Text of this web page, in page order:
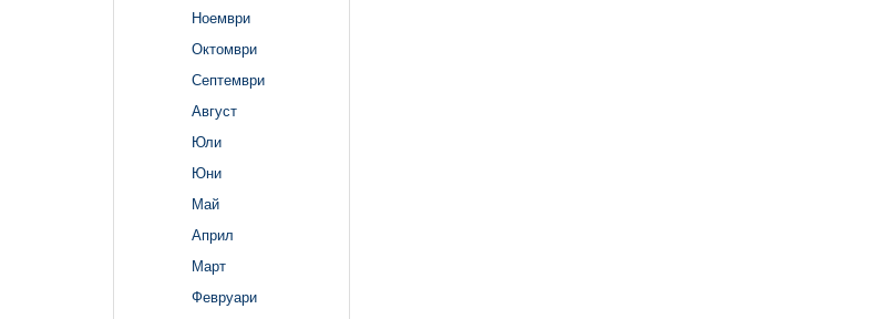
Ноември
Октомври
Септември
Август
Юли
Юни
Май
Април
Март
Февруари